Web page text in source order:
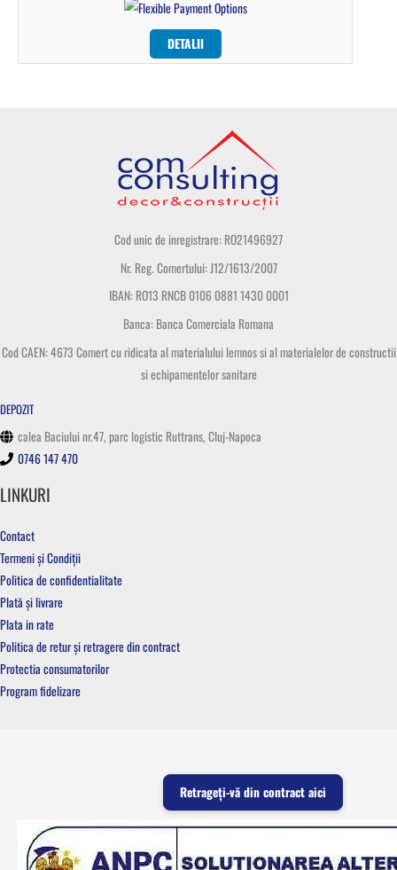
DETALII
Cod unic de inregistrare: RO21496927
Nr. Reg. Comertului: J12/1613/2007
IBAN: RO13 RNCB 0106 0881 1430 0001
Banca: Banca Comerciala Romana
Cod CAEN: 4673 Comert cu ridicata al materialului lemnos si al materialelor de constructii
si echipamentelor sanitare
DEPOZIT
calea Baciului nr.47, parc logistic Ruttrans, Cluj-Napoca
0746 147 470
LINKURI
Contact
Termeni și Condiții
Politica de confidentialitate
Plată și livrare
Plata in rate
Politica de retur și retragere din contract
Protectia consumatorilor
Program fidelizare
Retrageți-vă din contract aici